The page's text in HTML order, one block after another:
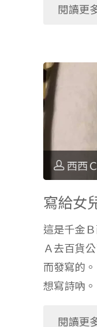
閱讀更
西西Ｃ
寫給女
這是千金
Ａ去百貨
而發寫的
想寫詩吶
閱讀更